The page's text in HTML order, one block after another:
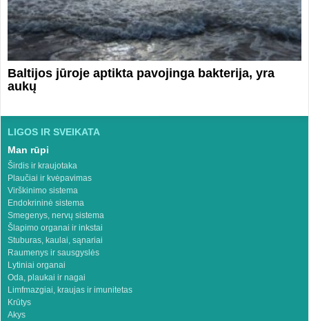
Baltijos jūroje aptikta pavojinga bakterija, yra
aukų
LIGOS IR SVEIKATA
Man rūpi
Širdis ir kraujotaka
Plaučiai ir kvėpavimas
Virškinimo sistema
Endokrininė sistema
Smegenys, nervų sistema
Šlapimo organai ir inkstai
Stuburas, kaulai, sąnariai
Raumenys ir sausgyslės
Lytiniai organai
Oda, plaukai ir nagai
Limfmazgiai, kraujas ir imunitetas
Krūtys
Akys